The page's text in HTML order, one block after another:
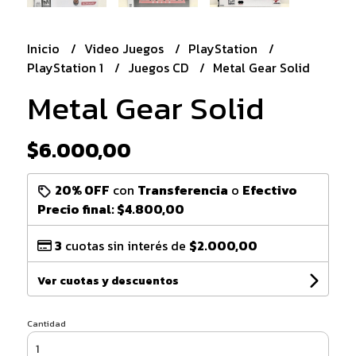
Inicio Video Juegos
PlayStation
PlayStation 1
Juegos CD Metal Gear Solid
Metal Gear Solid
$6.000,00
20% OFF con Transferencia o Efectivo
Precio final:$4.800,00
3 cuotas sin interés de $2.000,00
Ver cuotas y descuentos
Cantidad